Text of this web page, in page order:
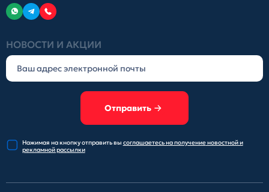
НОВОСТИ И АКЦИИ
Отправить
Нажимая на кнопку отправитьвы соглашаетесь на получениеновостной и
рекламной рассылки